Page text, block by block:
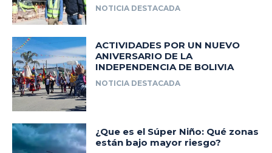
NOTICIA DESTACADA
ACTIVIDADES POR UN NUEVO
ANIVERSARIO DE LA
INDEPENDENCIA DE BOLIVIA
NOTICIA DESTACADA
¿Que es el Súper Niño: Qué zonas
están bajo mayor riesgo?